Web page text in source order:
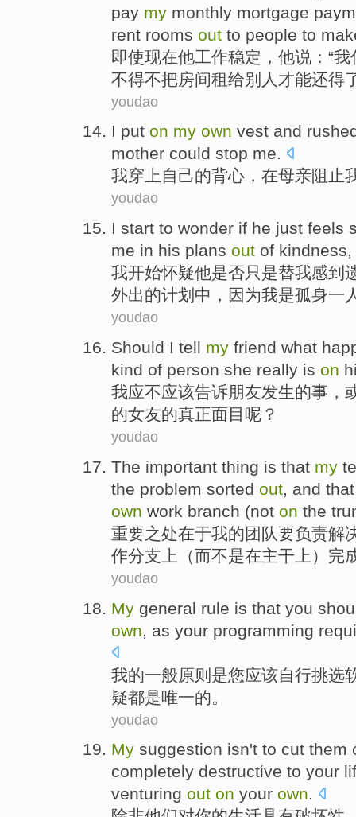
pay my monthly mortgage
rent rooms out to people to
即使现在他工作稳定 ，他说 ：“我
不得不把房间租给别人 才能还得
youdao
I put on my own vest and
mother could stop me.
我穿上自己的背心，在母亲阻止
youdao
I start to wonder if he just feels
me in his plans out of kindness,
我开始怀疑他是否只是替我感到
外出的计划 中， 因为我是孤身一
youdao
Should I tell my friend what
kind of person she really is on
我应不应该告诉朋友发生的事，
的女友的真正面目 呢？
youdao
The important thing is that my
the problem sorted out, and that
own work branch (not on the
重要之处在于我的团队要负责解
作分支上 （而不是在主干上 ）完
youdao
My general rule is that you
own
as your programming
我的一般原则是您应该自行挑选
疑都是唯一的。
youdao
My suggestion isn't to cut them
completely destructive to your
venturing out on your own.